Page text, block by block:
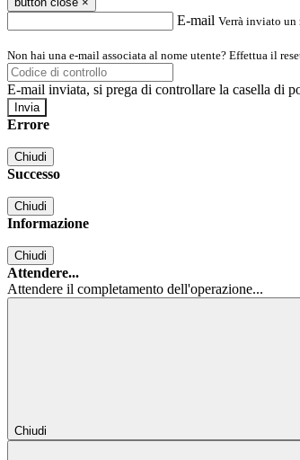
E-mail Verrà inviato un
Non hai una e-mail associata al nome utente? Effettua il
E-mail inviata, si prega di controllare la casella di
Errore
Chiudi
Successo
Chiudi
Informazione
Chiudi
Attendere...
Attendere il completamento dell'operazione...
Chiudi